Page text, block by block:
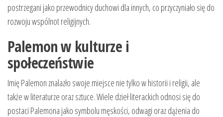
postrzegani jako przewodnicy duchowi dla innych, co przyczyniało się do
rozwoju wspólnot religijnych.
Palemon w kulturze i
społeczeństwie
Imię Palemon znalazło swoje miejsce nie tylko w historii i religii, ale
także w literaturze oraz sztuce. Wiele dzieł literackich odnosi się do
postaci Palemona jako symbolu męskości, odwagi oraz dążenia do